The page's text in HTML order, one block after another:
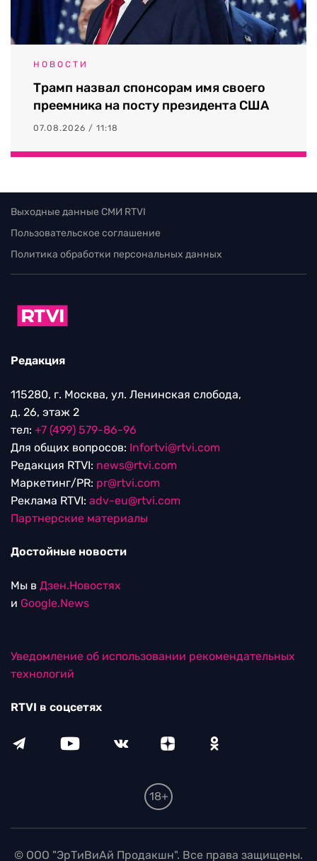
НОВОСТИ
Трамп назвал спонсорам имя своего
преемника на посту президента США
07.08.2026 / 11:18
Выходные данные СМИ RTVI
Пользовательское соглашение
Политика обработки персональных данных
Редакция
115280, г. Москва, ул. Ленинская слобода,
д. 26, этаж 2
тел: +7 (499) 579-86-96
Для общих вопросов: Infortvi@rtvi.com
Редакция RTVI: news@rtvi.com
Маркетинг/PR: pr@rtvi.com
Реклама RTVI: adv-eu@rtvi.com
Партнерские материалы
Достойные новости
Мы в Дзен.Новостях
и Google.News
Уведомление об использовании рекомендательных
технологий
RTVI в соцсетях
18+
© ООО "ЭрТиВиАй Продакшн". Все права защищены.